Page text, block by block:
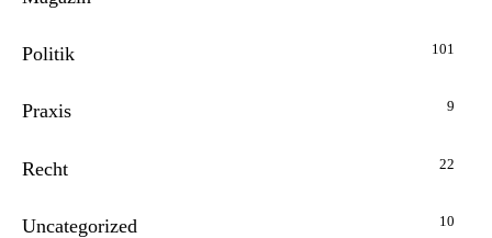
Politik 101
Praxis 9
Recht 22
Uncategorized 10